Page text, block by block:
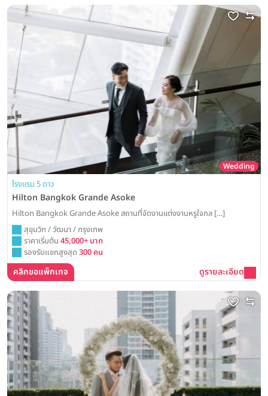
Wedding
โรงแรม 5 ดาว
Hilton Bangkok Grande Asoke
Hilton Bangkok Grande Asoke สถานที่จัดงานแต่งงานหรูใจกล […]
สุขุมวิท / วัฒนา / กรุงเทพ
ราคาเริ่มต้น 45,000+ บาท
รองรับแขกสูงสุด 300 คน
คลิกขอแพ็กเกจ ดูรายละเอียด